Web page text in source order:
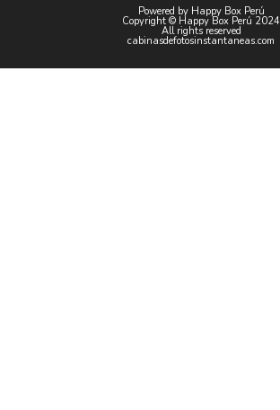
Powered by Happy Box Perú
Copyright © Happy Box Perú 2024
All rights reserved
cabinasdefotosinstantaneas.com